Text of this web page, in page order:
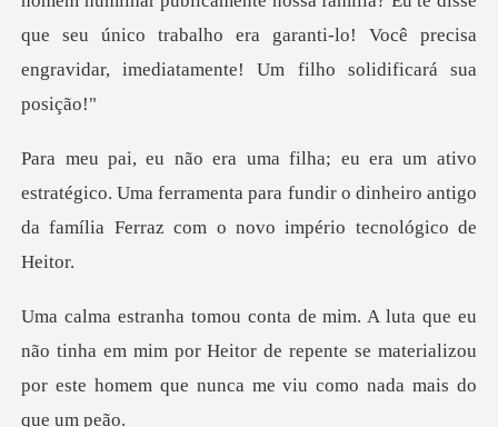
que seu único trabal
atégico. Uma ferramenta para fundir o dinheiro antigo
da
tinha em mim por Heitor de repente se materializou
por